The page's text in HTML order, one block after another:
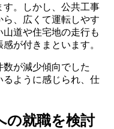
す。しかし、公共工事
、広くて運転しやす
道や住宅地の走行も
が付きまといます。
が減少傾向でした
るように感じられ、仕
の就職を検討